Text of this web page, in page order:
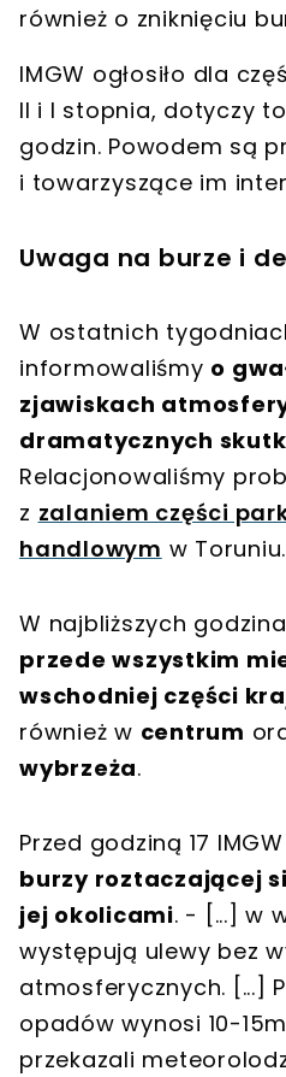
również o zniknięciu
IMGW ogłosiło dla
II i I stopnia, dotyczy
godzin. Powodem są
i towarzyszące im
Uwaga na burze i
W ostatnich
informowaliśmy o
zjawiskach
dramatycznych
Relacjonowaliśmy
z zalaniem części
handlowym w Toruniu.
W najbliższych
przede wszystkim
wschodniej części
również w centrum
wybrzeża.
Przed godziną 17
burzy roztaczającej
jej okolicami. - [...] w
występują ulewy bez
atmosferycznych. [...]
opadów wynosi 10-
przekazali